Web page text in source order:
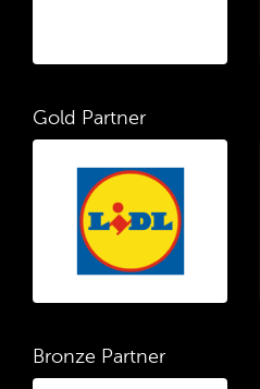
Gold Partner
Bronze Partner